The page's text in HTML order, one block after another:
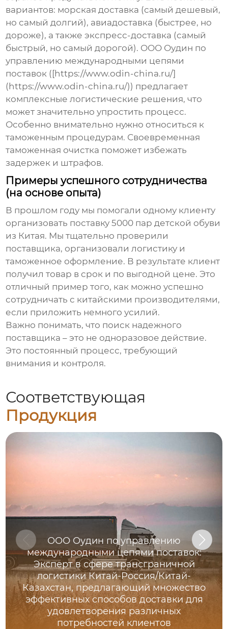
вариантов: морская доставка (самый дешевый,
но самый долгий), авиадоставка (быстрее, но
дороже), а также экспресс-доставка (самый
быстрый, но самый дорогой). ООО Оудин по
управлению международными цепями
поставок ([https://www.odin-china.ru/]
(https://www.odin-china.ru/)) предлагает
комплексные логистические решения, что
может значительно упростить процесс.
Особенно внимательно нужно относиться к
таможенным процедурам. Своевременная
таможенная очистка поможет избежать
задержек и штрафов.
Примеры успешного сотрудничества
(на основе опыта)
В прошлом году мы помогали одному клиенту
организовать поставку 5000 пар детской обуви
из Китая. Мы тщательно проверили
поставщика, организовали логистику и
таможенное оформление. В результате клиент
получил товар в срок и по выгодной цене. Это
отличный пример того, как можно успешно
сотрудничать с китайскими производителями,
если приложить немного усилий.
Важно понимать, что поиск надежного
поставщика – это не одноразовое действие.
Это постоянный процесс, требующий
внимания и контроля.
Соответствующая
Продукция
ООО Оудин по управлению
международными цепями поставок:
Эксперт в сфере трансграничной
логистики Китай-Россия/Китай-
Казахстан, предлагающий множество
эффективных способов доставки для
удовлетворения различных
потребностей клиентов